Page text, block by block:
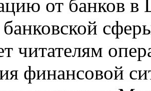
от банков в
читателям
финансовой